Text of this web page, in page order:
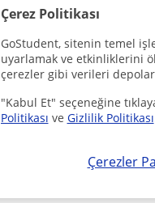
Çerez Politikası
GoStudent, sitenin temel
uyarlamak ve etkinliklerini
çerezler gibi verileri
"Kabul Et" seçeneğine
Politikası ve Gizlilik Politikası
Çerezler